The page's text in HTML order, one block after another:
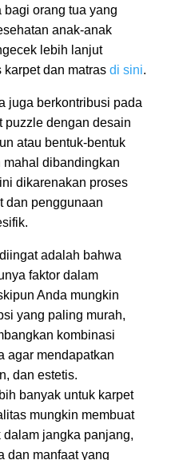
bagi orang tua yang
anak-anak
lebih lanjut
dan matras di sini.
juga berkontribusi pada
puzzle dengan desain
atau bentuk-bentuk
dibandingkan
dikarenakan proses
dan penggunaan
adalah bahwa
faktor dalam
Anda mungkin
yang paling murah,
kombinasi
agar mendapatkan
dan estetis.
banyak untuk karpet
mungkin membuat
jangka panjang,
dan manfaat yang